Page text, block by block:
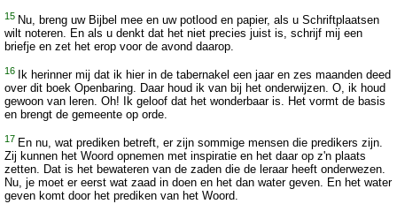
15 Nu, breng uw Bijbel mee en uw potlood en papier, als u Schriftplaatsen
wilt noteren. En als u denkt dat het niet precies juist is, schrijf mij een
briefje en zet het erop voor de avond daarop.
16
Ik herinner mij dat ik hier in de tabernakel een jaar en zes maanden deed
over dit boek Openbaring. Daar houd ik van bij het onderwijzen. O, ik houd
gewoon van leren. Oh! Ik geloof dat het wonderbaar is. Het vormt de basis
en brengt de gemeente op orde.
17 En nu, wat prediken betreft, er zijn sommige mensen die predikers zijn.
Zij kunnen het Woord opnemen met inspiratie en het daar op z'n plaats
zetten. Dat is het bewateren van de zaden die de leraar heeft onderwezen.
Nu, je moet er eerst wat zaad in doen en het dan water geven. En het water
geven komt door het prediken van het Woord.